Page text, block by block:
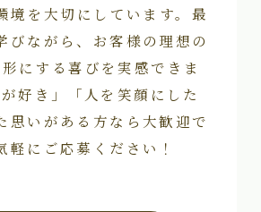
境を大切にしています。最
びながら、お客様の理想の
にする喜びを実感できま
好き」「人を笑顔にした
思いがある方なら大歓迎で
軽にご応募ください！